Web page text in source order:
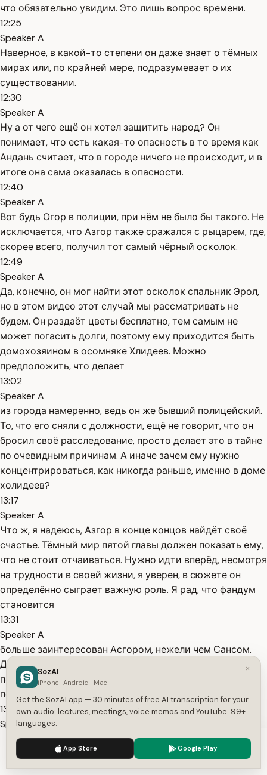
что обязательно увидим. Это лишь вопрос времени.
12:25
Speaker A
Наверное, в какой-то степени он даже знает о тёмных
мирах или, по крайней мере, подразумевает о их
существовании.
12:30
Speaker A
Ну а от чего ещё он хотел защитить народ? Он
понимает, что есть какая-то опасность в то время как
Андань считает, что в городе ничего не происходит, и в
итоге она сама оказалась в опасности.
12:40
Speaker A
Вот будь Огор в полиции, при нём не было бы такого. Не
исключается, что Азгор также сражался с рыцарем, где,
скорее всего, получил тот самый чёрный осколок.
12:49
Speaker A
Да, конечно, он мог найти этот осколок спальник Эрол,
но в этом видео этот случай мы рассматривать не
будем. Он раздаёт цветы бесплатно, тем самым не
может погасить долги, поэтому ему приходится быть
домохозяином в осомняке Хлидеев. Можно
предположить, что делает
13:02
Speaker A
из города намеренно, ведь он же бывший полицейский.
То, что его сняли с должности, ещё не говорит, что он
бросил своё расследование, просто делает это в тайне
по очевидным причинам. А иначе зачем ему нужно
концентрироваться, как никогда раньше, именно в доме
холидеев?
13:17
Speaker A
Что ж, я надеюсь, Азгор в конце концов найдёт своё
счастье. Тёмный мир пятой главы должен показать ему,
что не стоит отчаиваться. Нужно идти вперёд, несмотря
на трудности в своей жизни, я уверен, в сюжете он
определённо сыграет важную роль. Я рад, что фандум
становится
13:31
Speaker A
больше заинтересован Асгором, нежели чем Сансом.
Дельтарун - это более взрослая игра, чем Underтеaleй,
поэтому Тоби наглядно и показывает нам, что есть
персонажи поважнее какого-то там Санса.
13:42
Speaker A
Так что это отличный плавный переход. Стоит также
поговорить о странном пути. Концовка четвёртой главы
и одна из страниц на сайте deltaron.com говорят нам о
We use cookies to enhance your experience.
×
SozAI
iPhone · Android · Mac
Get the SozAI app — 30 minutes of free AI transcription for your
own audio: lectures, meetings, voice memos and YouTube. 99+
languages.
App Store Google Play